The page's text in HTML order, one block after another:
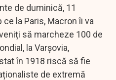
de duminică, 11
la Paris, Macron îi va
să marcheze 100 de
la Varșovia,
în 1918 riscă să fie
de extremă